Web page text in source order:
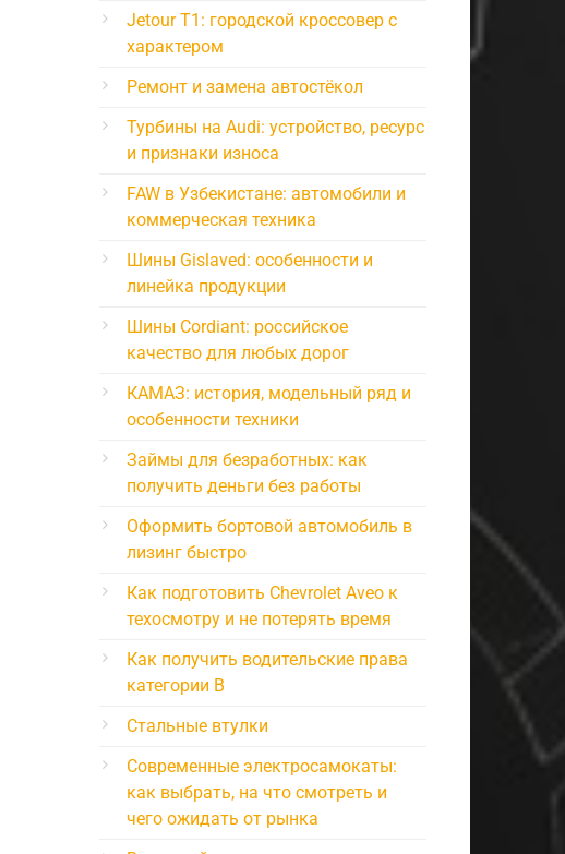
Jetour T1: городской кроссовер с
характером
Ремонт и замена автостёкол
Турбины на Audi: устройство, ресурс
и признаки износа
FAW в Узбекистане: автомобили и
коммерческая техника
Шины Gislaved: особенности и
линейка продукции
Шины Cordiant: российское
качество для любых дорог
КАМАЗ: история, модельный ряд и
особенности техники
Займы для безработных: как
получить деньги без работы
Оформить бортовой автомобиль в
лизинг быстро
Как подготовить Chevrolet Aveo к
техосмотру и не потерять время
Как получить водительские права
категории B
Стальные втулки
Современные электросамокаты:
как выбрать, на что смотреть и
чего ожидать от рынка